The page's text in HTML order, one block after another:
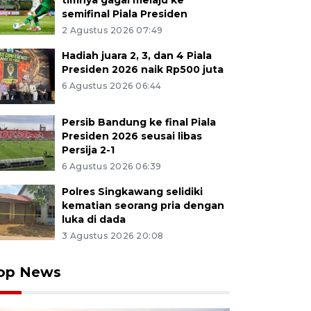
semifinal Piala Presiden
2 Agustus 2026 07:49
Hadiah juara 2, 3, dan 4 Piala
Presiden 2026 naik Rp500 juta
6 Agustus 2026 06:44
Persib Bandung ke final Piala
Presiden 2026 seusai libas
Persija 2-1
6 Agustus 2026 06:39
Polres Singkawang selidiki
kematian seorang pria dengan
luka di dada
3 Agustus 2026 20:08
News